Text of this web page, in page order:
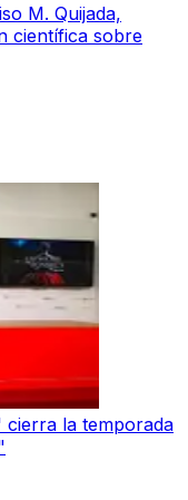
M. Quijada,
científica sobre
cierra la temporada